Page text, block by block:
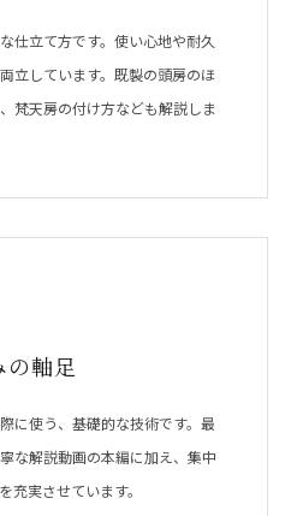
仕立て方です。使い心地や耐久
立しています。既製の頭房のほ
梵天房の付け方なども解説しま
軸足
に使う、基礎的な技術です。最
な解説動画の本編に加え、集中
充実させています。